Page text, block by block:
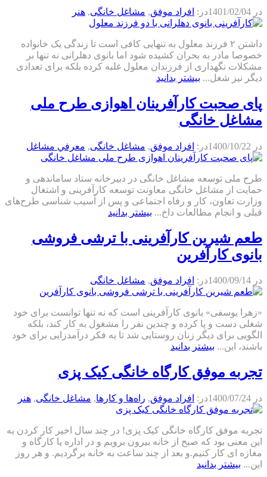
در 1401/02/04در: افراد موفق, مشاغل خانگی, هنر
داشتن ۲ فرزند معلول به تنهایی کافی است تا زندگی یک خانواده
خصوصا مادر به بحران کشیده شود اما بانوی دهلرانی نه تنها بر
مشکلات نگهداری از فرزندان معلول غلبه کرده بلکه برای تعدادی
دیگر نیز شغل... بیشتر بدانید
پای صحبت کارآفرینان اهوازی طرح ملی
مشاغل خانگی
در 1400/10/22در: افراد موفق, مشاغل خانگی, معرفي مشاغل
طرح ملی توسعه مشاغل خانگی در دبیرخانه ستاد ساماندهی و
حمایت از مشاغل خانگی معاونت توسعه کارآفرینی و اشتغال
وزارت تعاون، کار و رفاه اجتماعی و پس از آسیب شناسی طرح‌های
قبلی و انجام مطالعات داخ... بیشتر بدانید
طعم شیرین کارآفرینی با ترشی فروشی
بانوی کارآفرین
در 1400/09/14در: افراد موفق, مشاغل خانگی
«زهرا یوسفی» بانوی کارآفرینی است که نه تنها توانست برای خود
شغلی دست و پا کرده و چندین نفر را مشغول به کار کند، بلکه
الگویی برای دیگر زنان روستایی شد تا به فکر درآمدزایی برای خود
باشند، این... بیشتر بدانید
تجربه موفق کارگاه خانگی کیک پزی
در 1400/07/24در: افراد موفق, راه‌ها و كارها, مشاغل خانگی, هنر
تجربه موفق کارگاه خانگی کیک پزی! در چند سال اخیر کار کردن به
این معنی بود که صبح از خانه بیرون برویم و در اداره یا کارگاه و
مغازه ای کار کنیم.و بعد از چند ساعت به خانه برگردیم. و هر روز
این... بیشتر بدانید